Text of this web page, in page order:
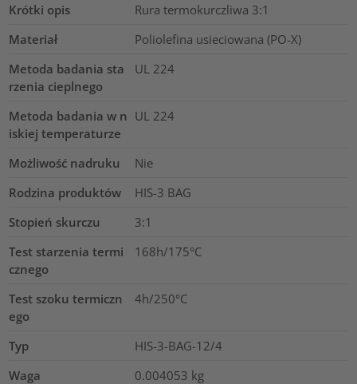
Krótki opis
Rura termokurczliwa 3:1
Materiał
Poliolefina usieciowana (PO-X)
Metoda badania sta
rzenia cieplnego
UL 224
Metoda badania w n
iskiej temperaturze
UL 224
Możliwość nadruku
Nie
Rodzina produktów
HIS-3 BAG
Stopień skurczu
3:1
Test starzenia termi
cznego
168h/175°C
Test szoku termiczn
ego
4h/250°C
Typ
HIS-3-BAG-12/4
Waga
0.004053 kg